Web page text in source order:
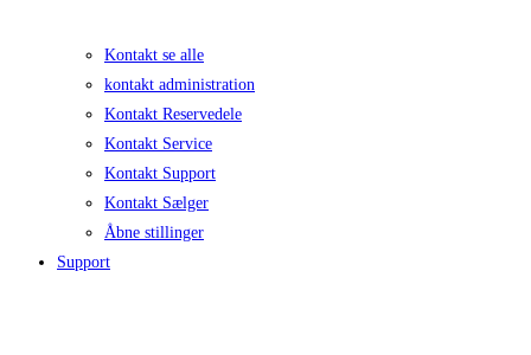
Kontakt se alle
kontakt administration
Kontakt Reservedele
Kontakt Service
Kontakt Support
Kontakt Sælger
Åbne stillinger
Support